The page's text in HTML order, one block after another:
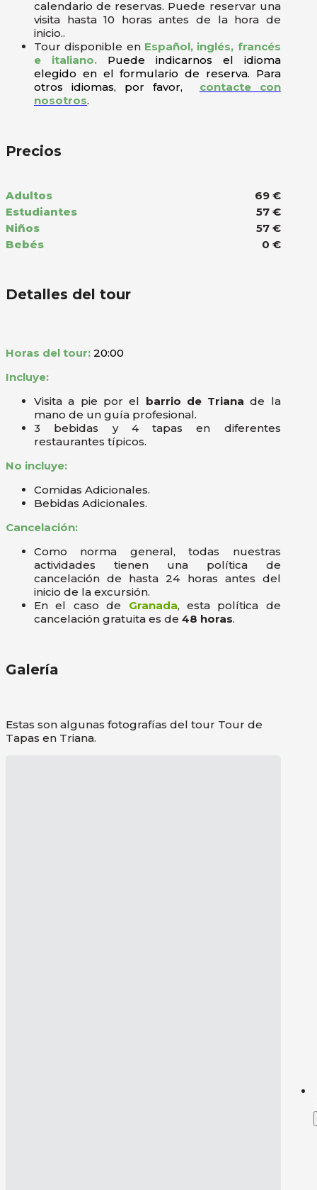
calendario de reservas. Puede reservar una
visita hasta 10 horas antes de la hora de
inicio..
Tour disponible en Español, inglés, francés
e italiano. Puede indicarnos el idioma
elegido en el formulario de reserva. Para
otros idiomas, por favor, contacte con
nosotros.
Precios
Adultos
69 €
Estudiantes
57 €
Niños
57 €
Bebés
0 €
Detalles del tour
Horas del tour: 20:00
Incluye:
Visita a pie por el barrio de Triana de la
mano de un guía profesional.
3 bebidas y 4 tapas en diferentes
restaurantes típicos.
No incluye:
Comidas Adicionales.
Bebidas Adicionales.
Cancelación:
Como norma general, todas nuestras
actividades tienen una política de
cancelación de hasta 24 horas antes del
inicio de la excursión.
En el caso de Granada, esta política de
cancelación gratuita es de 48 horas.
Galería
Estas son algunas fotografías del tour Tour de
Tapas en Triana.